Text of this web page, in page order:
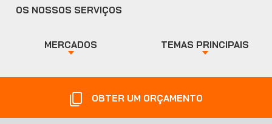
OS NOSSOS SERVIÇOS
MERCADOS TEMAS PRINCIPAIS
OBTER UM ORÇAMENTO